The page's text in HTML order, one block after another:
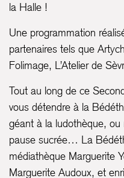
la Halle !
Une programmation
partenaires tels que
Folimage, L’Atelier de
Tout au long de ce
vous détendre à la
géant à la ludothèque, ou
pause sucrée… La
médiathèque Marguerite
Marguerite Audoux, et